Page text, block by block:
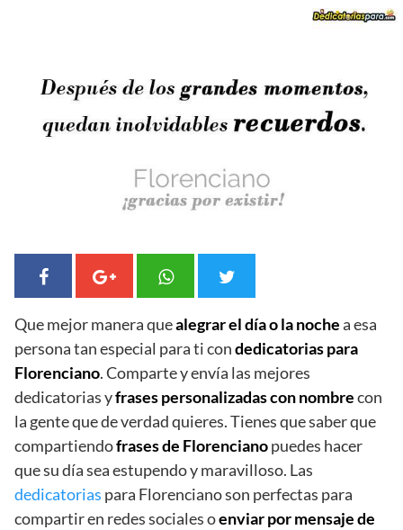
Que mejor manera quealegrar el día o la nochea esa
persona tan especial para ti condedicatorias para
Florenciano. Comparte y envía las mejores
dedicatorias yfrases personalizadas con nombrecon
la gente que de verdad quieres. Tienes que saber que
compartiendofrases de Florencianopuedes hacer
que su día sea estupendo y maravilloso. Las
dedicatorias para Florenciano son perfectas para
compartir en redes sociales oenviar por mensaje de